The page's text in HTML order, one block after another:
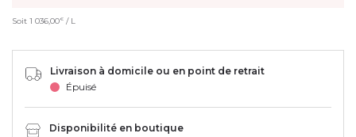
Soit 1 036,00€ / L
Livraison à domicile ou en point de retrait
Épuisé
Disponibilité en boutique